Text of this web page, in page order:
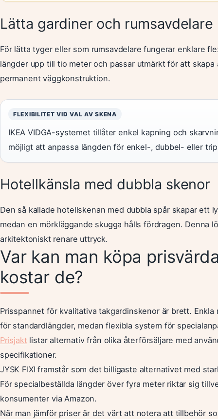
Lätta gardiner och rumsavdelare
För lätta tyger eller som rumsavdelare fungerar enklare
längder upp till tio meter och passar utmärkt för att
permanent väggkonstruktion.
FLEXIBILITET VID VAL AV SKENA
IKEA VIDGA-systemet tillåter enkel kapning och
möjligt att anpassa längden för enkel-, dubbel- eller
Hotellkänsla med dubbla skenor
Den så kallade hotellskenan med dubbla spår skapar ett
medan en mörkläggande skugga hålls fördragen. Denna
arkitektoniskt renare uttryck.
Var kan man köpa
kostar de?
Prisspannet för kvalitativa takgardinskenor är brett.
för standardlängder, medan flexibla system för
Prisjakt listar alternativ från olika återförsäljare med
specifikationer.
JYSK FIXI framstår som det billigaste alternativet med
För specialbeställda längder över fyra meter riktar sig
konsumenter via Amazon.
När man jämför priser är det värt att notera att tillbehör